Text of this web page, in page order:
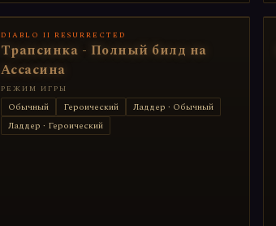
DIABLO II RESURRECTED
Трапсинка - Полный билд на
Ассасина
РЕЖИМ ИГРЫ
Обычный Героический
Ладдер · Обычный
Ладдер · Героический